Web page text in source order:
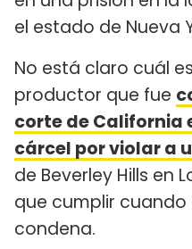
el estado de Nueva
No está claro cuál
productor que fue
corte de California
cárcel por violar a
de Beverley Hills en
que cumplir
condena.